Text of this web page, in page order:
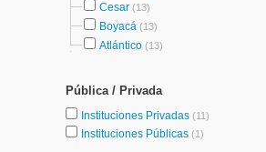
Cesar (13)
Boyacá (13)
Atlántico (13)
Pública / Privada
Instituciones Privadas (11)
Instituciones Públicas (1)